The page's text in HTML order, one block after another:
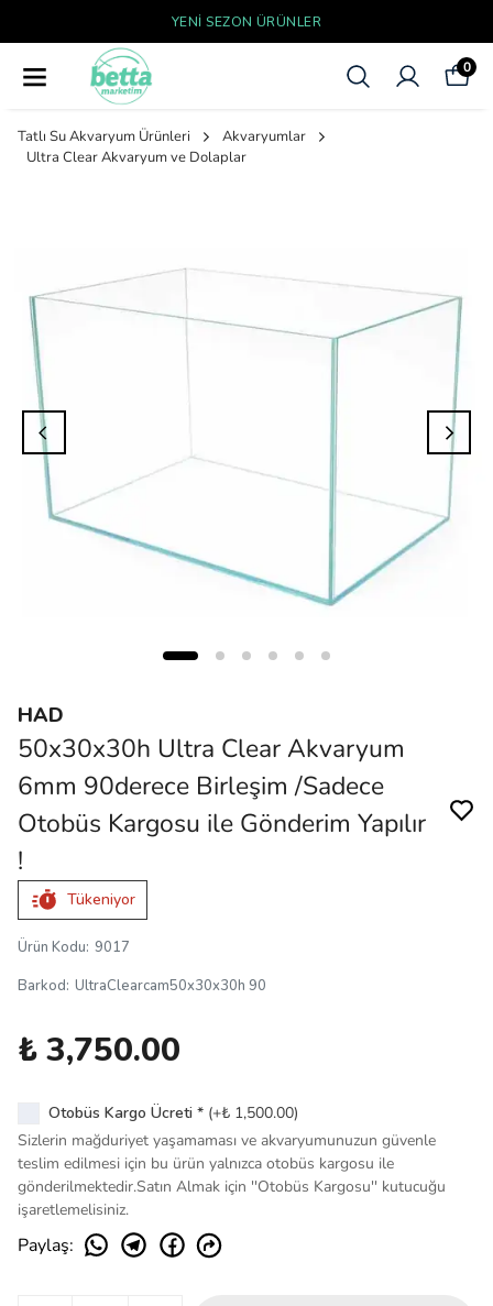
YENI SEZON ÜRÜNLER
0
Tatlı Su Akvaryum Ürünleri
Akvaryumlar
Ultra Clear Akvaryum ve Dolaplar
HAD
50x30x30h Ultra Clear Akvaryum
6mm 90derece Birleşim /Sadece
Otobüs Kargosu ile Gönderim Yapılır
!
Tükeniyor
Ürün Kodu: 9017
Barkod: UltraClearcam50x30x30h 90
₺ 3,750.00
Otobüs Kargo Ücreti * (+₺ 1,500.00)
Sizlerin mağduriyet yaşamaması ve akvaryumunuzun güvenle
teslim edilmesi için bu ürün yalnızca otobüs kargosu ile
gönderilmektedir.Satın Almak için ''Otobüs Kargosu'' kutucuğu
işaretlemelisiniz.
Paylaş: